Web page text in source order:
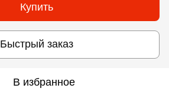
Купить
Быстрый заказ
В избранное